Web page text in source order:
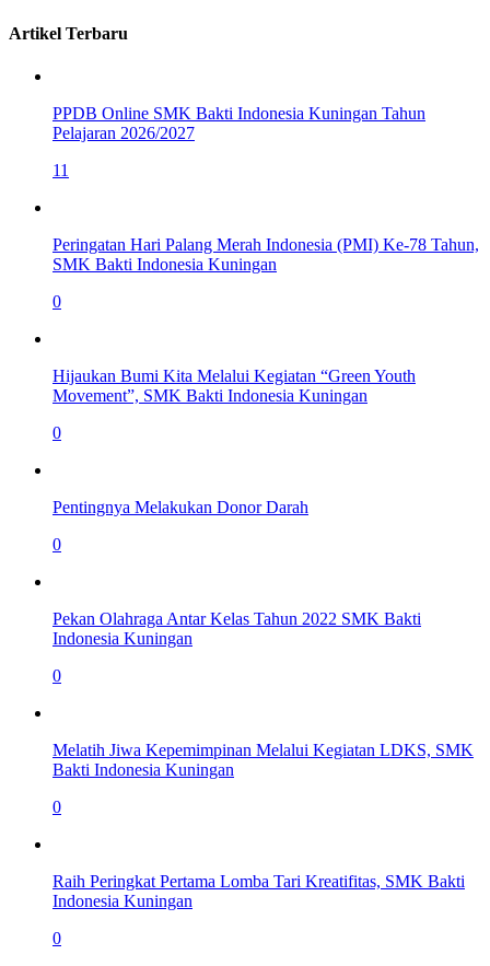
Artikel Terbaru
PPDB Online SMK Bakti Indonesia Kuningan Tahun
Pelajaran 2026/2027
11
Peringatan Hari Palang Merah Indonesia (PMI) Ke-78 Tahun,
SMK Bakti Indonesia Kuningan
0
Hijaukan Bumi Kita Melalui Kegiatan “Green Youth
Movement”, SMK Bakti Indonesia Kuningan
0
Pentingnya Melakukan Donor Darah
0
Pekan Olahraga Antar Kelas Tahun 2022 SMK Bakti
Indonesia Kuningan
0
Melatih Jiwa Kepemimpinan Melalui Kegiatan LDKS, SMK
Bakti Indonesia Kuningan
0
Raih Peringkat Pertama Lomba Tari Kreatifitas, SMK Bakti
Indonesia Kuningan
0